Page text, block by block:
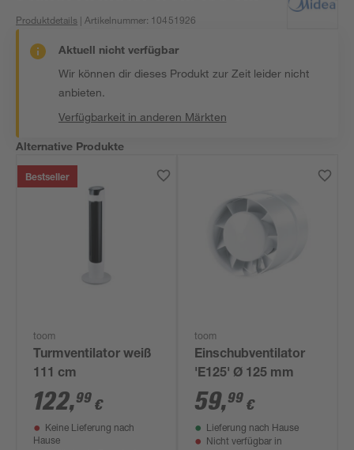
Produktdetails | Artikelnummer: 10451926
Aktuell nicht verfügbar
Wir können dir dieses Produkt zur Zeit leider nicht
anbieten.
Verfügbarkeit in anderen Märkten
Alternative Produkte
Bestseller
toom
Turmventilator weiß
111 cm
122,99 €
Keine Lieferung nach
Hause
toom
Einschubventilator
'E125' Ø 125 mm
59,99 €
Lieferung nach Hause
Nicht verfügbar in